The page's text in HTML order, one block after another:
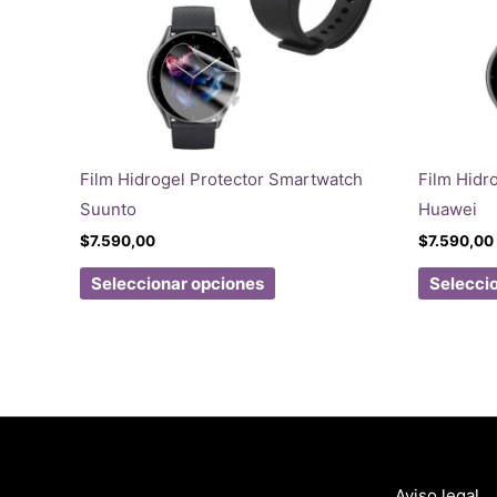
Film Hidrogel Protector Smartwatch
Suunto
$7.590,00
Seleccionar opciones Este
producto
Las
Film
Huawei
$7.590,00